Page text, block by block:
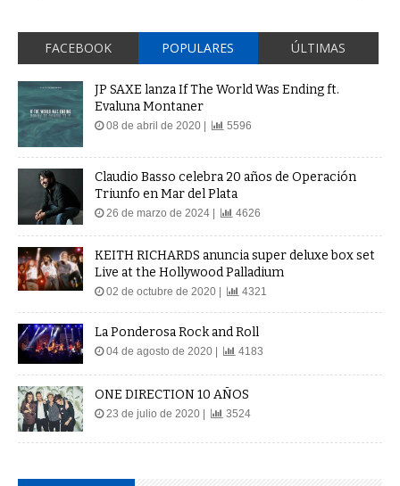
FACEBOOK POPULARES ÚLTIMAS
JP SAXE lanza If The World Was Ending ft.
Evaluna Montaner
08 de abril de 2020 | 5596
Claudio Basso celebra 20 años de Operación
Triunfo en Mar del Plata
26 de marzo de 2024 | 4626
KEITH RICHARDS anuncia super deluxe box set
Live at the Hollywood Palladium
02 de octubre de 2020 | 4321
La Ponderosa Rock and Roll
04 de agosto de 2020 | 4183
ONE DIRECTION 10 AÑOS
23 de julio de 2020 | 3524